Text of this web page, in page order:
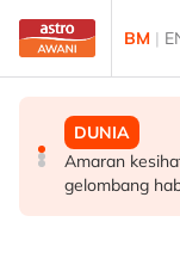
Skip to main content
BM |
DUNIA
Amaran
gelombang
MALAYSIA
Tindakan
bukti
MALAYSIA
AKPS tahan
dieksport ke